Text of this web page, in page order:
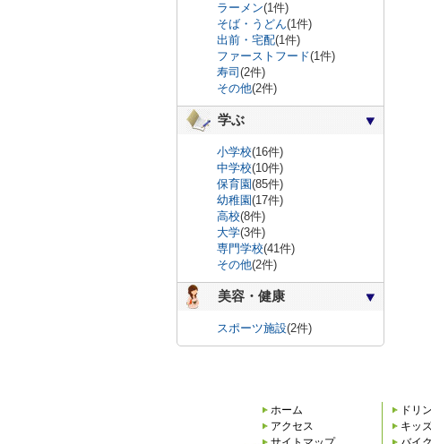
ラーメン(1件)
そば・うどん(1件)
出前・宅配(1件)
ファーストフード(1件)
寿司 (2件)
その他(2件)
学ぶ
小学校(16件)
中学校(10件)
保育園(85件)
幼稚園(17件)
高校(8件)
大学(3件)
専門学校(41件)
その他(2件)
美容・健康
スポーツ施設(2件)
ホーム
アクセス
ドリ
キッ